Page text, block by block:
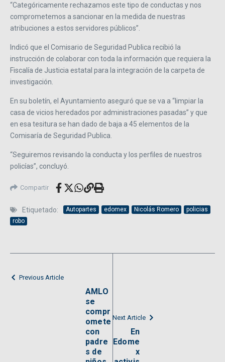
“Categóricamente rechazamos este tipo de conductas y nos
comprometemos a sancionar en la medida de nuestras
atribuciones a estos servidores públicos”.
Indicó que el Comisario de Seguridad Publica recibió la
instrucción de colaborar con toda la información que requiera la
Fiscalía de Justicia estatal para la integración de la carpeta de
investigación.
En su boletín, el Ayuntamiento aseguró que se va a “limpiar la
casa de vicios heredados por administraciones pasadas” y que
en esa tesitura se han dado de baja a 45 elementos de la
Comisaría de Seguridad Publica.
“Seguiremos revisando la conducta y los perfiles de nuestros
policías”, concluyó.
Compartir
Etiquetado: Autopartes edomex Nicolás Romero
policias
robo
Previous Article
AMLO
se
compr
omete
con
padre
s de
Next Article
En
Edome
x